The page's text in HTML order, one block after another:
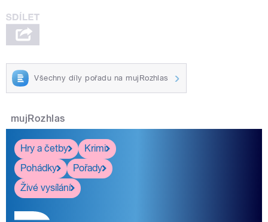
Všechny díly pořadu na mujRozhlas
mujRozhlas
Hry a četby
Krimi
Pohádky
Pořady
Živé vysílání